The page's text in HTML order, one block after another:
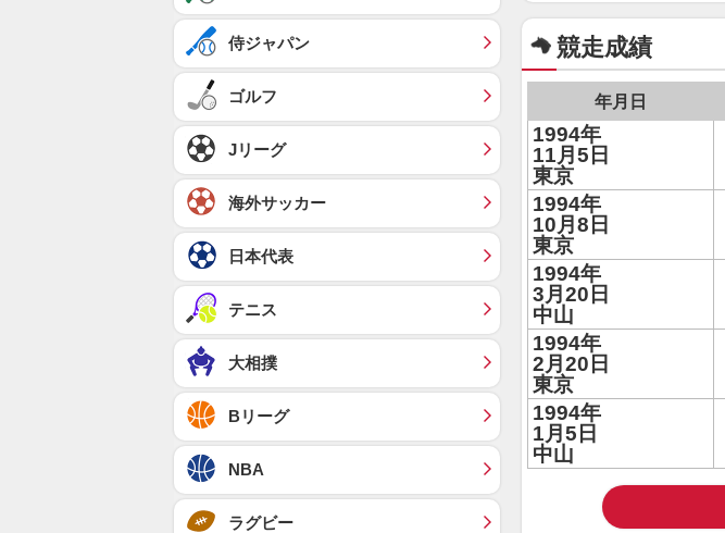
競走成績
年月日
1994年
11月5日
東京
1994年
10月8日
東京
1994年
3月20日
中山
1994年
2月20日
東京
1994年
1月5日
中山
侍ジャパン
ゴルフ
Jリーグ
海外サッカー
日本代表
テニス
大相撲
Bリーグ
NBA
ラグビー